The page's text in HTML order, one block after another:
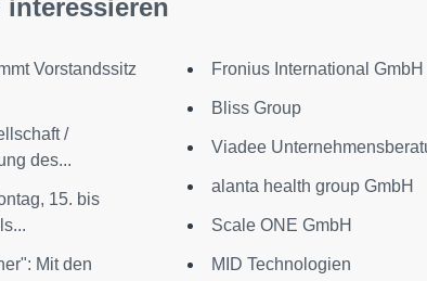
interessieren
Vorstandssitz
/
des...
15. bis
Mit den
Fronius International GmbH
Bliss Group
Viadee
alanta health group GmbH
Scale ONE GmbH
MID Technologien